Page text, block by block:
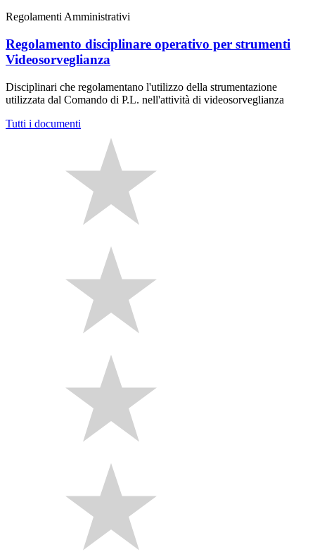
Regolamenti Amministrativi
Regolamento disciplinare operativo per strumenti
Videosorveglianza
Disciplinari che regolamentano l'utilizzo della strumentazione
utilizzata dal Comando di P.L. nell'attività di videosorveglianza
Tutti i documenti